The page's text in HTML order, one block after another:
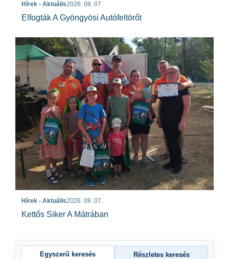
Hírek - Aktuális2026. 08. 07.
Elfogták A Gyöngyösi Autófeltörőt
Hírek - Aktuális2026. 08. 07.
Kettős Siker A Mátrában
Egyszerű keresés Részletes keresés